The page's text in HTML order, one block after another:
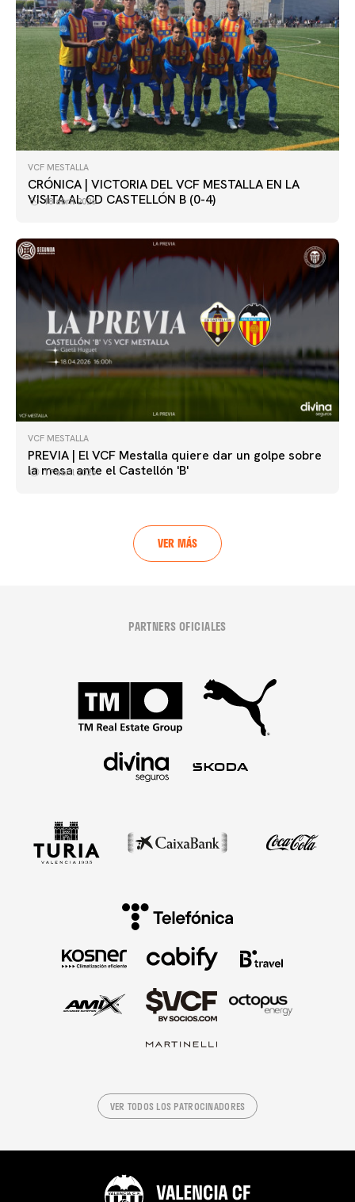
VCF MESTALLA
CRÓNICA | VICTORIA DEL VCF MESTALLA EN LA
VISITA AL CD CASTELLÓN B (0-4)
18 abril 2026
VCF MESTALLA
PREVIA | El VCF Mestalla quiere dar un golpe sobre
la mesa ante el Castellón 'B'
17 abril 2026
VER MÁS
PARTNERS OFICIALES
VER TODOS LOS PATROCINADORES